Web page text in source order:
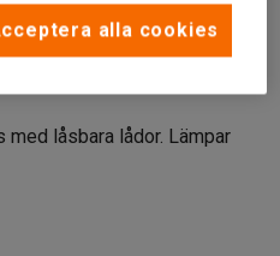
låsbara lådor. Lämpar
alla cookies